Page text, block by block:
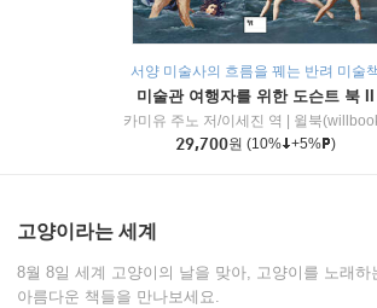
서양 미술사의 흐름을 꿰는 반려 미술
미술관 여행자를 위한 도슨트 북 II
카미유 주노 저/이세진 역
윌북
29,700원 (10% +5% )
고양이라는 세계
8월 8일 세계 고양이의 날을 맞아, 고양이를 노래하
아름다운 책들을 만나보세요.